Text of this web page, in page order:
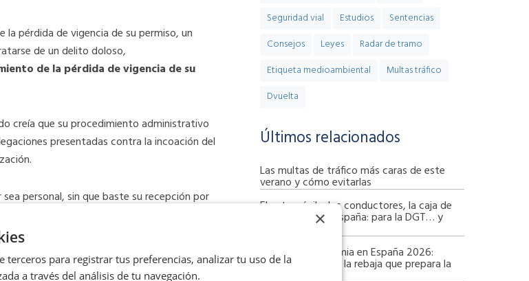
pérdida de vigencia de su permiso, un
de un delito doloso,
de la pérdida de vigencia de su
creía que su procedimiento administrativo
presentadas contra la incoación del
personal, sin que baste su recepción por
hecho por el conductor era correcto, o
alegaciones presentadas, y por
con el pronunciamiento de la sentencia y
explicado desde Dvuelta.
Seguridad vial
Estudios
Sentencias
Consejos
Leyes
Radar de tramo
Etiqueta medioambiental
Multas tráfico
Dvuelta
Últimos relacionados
Las multas de tráfico más caras de este
verano y cómo evitarlas
El automóvil y los conductores, la caja de
recaudación de España: para la DGT… y
Tasa de alcoholemia en España 2026:
límites vigentes y la rebaja que prepara la
×
terceros para registrar tus preferencias, analizar tu uso de la
a través del análisis de tu navegación.